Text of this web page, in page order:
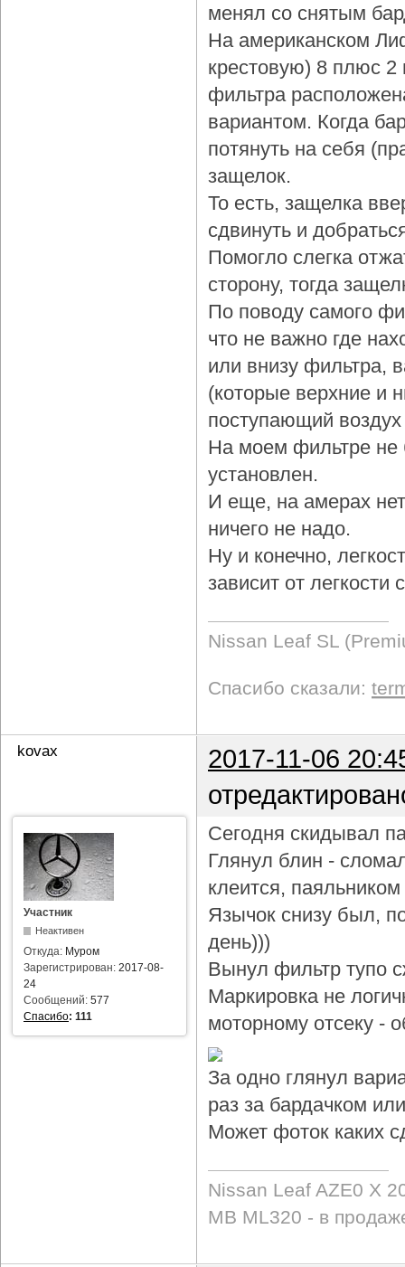
менял со снятым
На американском
крестовую) 8 плюс 2
фильтра
вариантом. Когда
потянуть на себя
защелок.
То есть, защелка
сдвинуть и
Помогло слегка
сторону, тогда
По поводу самого
что не важно где
или внизу фильтра,
(которые верхние и
поступающий
На моем фильтре не
установлен.
И еще, на амерах
ничего не надо.
Ну и конечно,
зависит от
Nissan Leaf SL
Спасибо сказали:
kovax
2017-11-06
Участник
Неактивен
Откуда: Муром
Зарегистрирован: 2017-08-
24
Сообщений: 577
Спасибо: 111
Сегодня скидывал
Глянул блин -
клеится,
Язычок снизу был,
день)))
Вынул фильтр тупо
Маркировка не
моторному отсеку -
За одно глянул
раз за бардачком
Может фоток каких
Nissan Leaf AZE0 X
MB ML320 - в